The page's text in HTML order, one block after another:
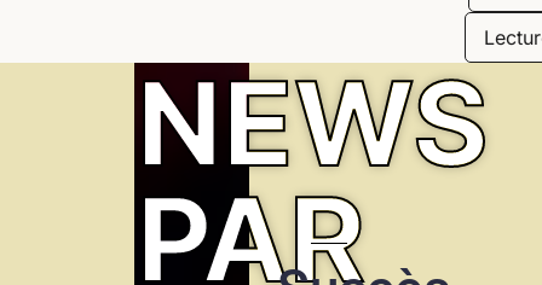
NEWS
PAR